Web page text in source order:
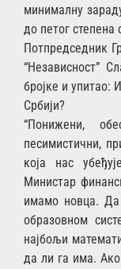
минималну
до петог степена
Потпредседник
“Независност”
бројке и упитао:
Србији?
“Понижени,
песимистични,
која нас
Министар
имамо новца. Да
образовном
најбољи
да ли га има.